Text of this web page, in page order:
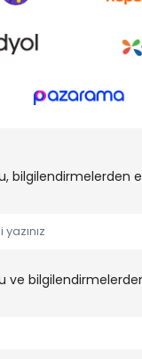
bilgilendirmelerden
ve